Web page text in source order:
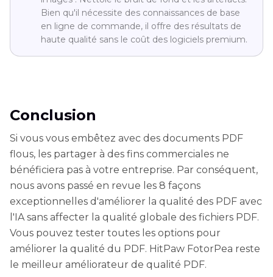
Bien qu'il nécessite des connaissances de base
en ligne de commande, il offre des résultats de
haute qualité sans le coût des logiciels premium.
Conclusion
Si vous vous embêtez avec des documents PDF
flous, les partager à des fins commerciales ne
bénéficiera pas à votre entreprise. Par conséquent,
nous avons passé en revue les 8 façons
exceptionnelles d'améliorer la qualité des PDF avec
l'IA sans affecter la qualité globale des fichiers PDF.
Vous pouvez tester toutes les options pour
améliorer la qualité du PDF. HitPaw FotorPea reste
le meilleur améliorateur de qualité PDF.